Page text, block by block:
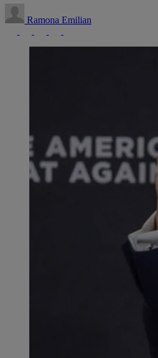
Ramona Emilian